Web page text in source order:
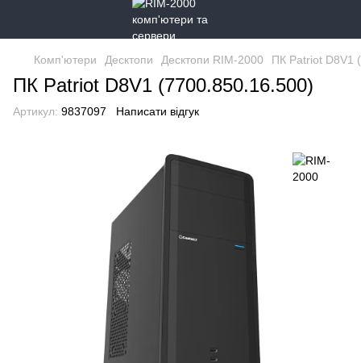
Комп'ютери Десктопи Десктопи RIM-2000 ПК Patriot D8V1
ПК Patriot D8V1 (7700.850.16.500)
Артикул: 9837097 Написати відгук